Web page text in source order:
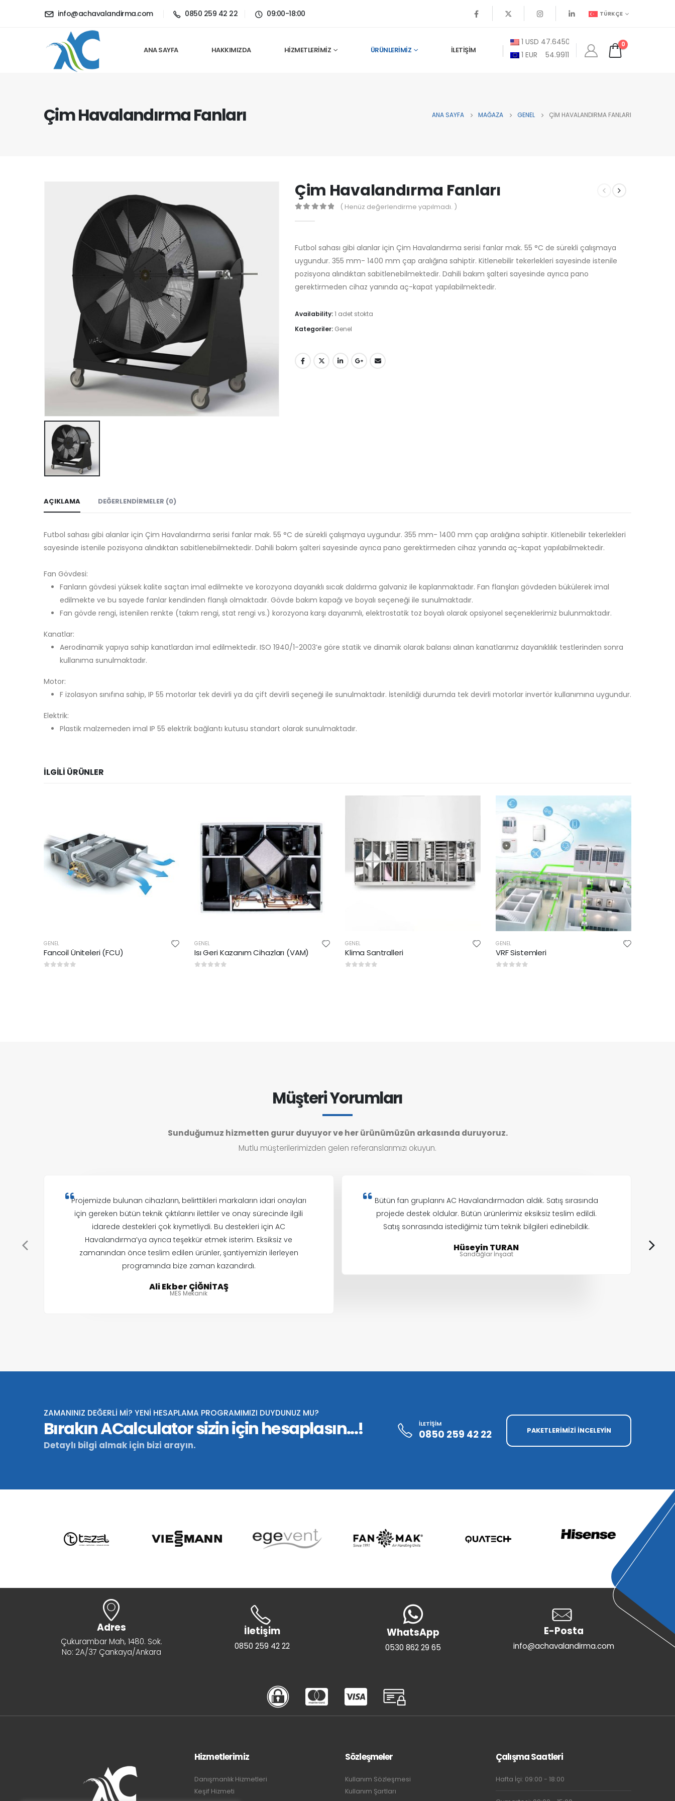
info@achavalandirma.com 0850 259 42 22 09:00-18:00 TÜRKÇE
ANA SAYFA HAKKIMIZDA HIZMETLERIMIZ ÜRÜNLERIMIZ İLETIŞIM
1 USD 47.6450
1 EUR 54.9911
0
Çim Havalandırma Fanları ANA SAYFA MAĞAZA GENEL ÇIM HAVALANDIRMA FANLARI
Çim Havalandırma Fanları
( Henüz değerlendirme yapılmadı. )
Futbol sahası gibi alanlar için Çim Havalandırma serisi fanlar mak. 55 °C de sürekli çalışmaya
uygundur. 355 mm- 1400 mm çap aralığına sahiptir. Kitlenebilir tekerlekleri sayesinde istenile
pozisyona alındıktan sabitlenebilmektedir. Dahili bakım şalteri sayesinde ayrıca pano
gerektirmeden cihaz yanında aç-kapat yapılabilmektedir.
Availability:1 adet stokta
Kategoriler: Genel
AÇIKLAMA DEĞERLENDIRMELER (0)
Futbol sahası gibi alanlar için Çim Havalandırma serisi fanlar mak. 55 °C de sürekli çalışmaya uygundur. 355 mm- 1400 mm çap aralığına sahiptir. Kitlenebilir tekerlekleri
sayesinde istenile pozisyona alındıktan sabitlenebilmektedir. Dahili bakım şalteri sayesinde ayrıca pano gerektirmeden cihaz yanında aç-kapat yapılabilmektedir.
Fan Gövdesi:
Fanların gövdesi yüksek kalite saçtan imal edilmekte ve korozyona dayanıklı sıcak daldırma galvaniz ile kaplanmaktadır. Fan flanşları gövdeden bükülerek imal
edilmekte ve bu sayede fanlar kendinden flanşlı olmaktadır. Gövde bakım kapağı ve boyalı seçeneği ile sunulmaktadır.
Fan gövde rengi, istenilen renkte (takım rengi, stat rengi vs.) korozyona karşı dayanımlı, elektrostatik toz boyalı olarak opsiyonel seçeneklerimiz bulunmaktadır.
Kanatlar:
Aerodinamik yapıya sahip kanatlardan imal edilmektedir. ISO 1940/1-2003’e göre statik ve dinamik olarak balansı alınan kanatlarımız dayanıklılık testlerinden sonra
kullanıma sunulmaktadır.
Motor:
F izolasyon sınıfına sahip, IP 55 motorlar tek devirli ya da çift devirli seçeneği ile sunulmaktadır. İstenildiği durumda tek devirli motorlar invertör kullanımına uygundur.
Elektrik:
Plastik malzemeden imal IP 55 elektrik bağlantı kutusu standart olarak sunulmaktadır.
İLGILI ÜRÜNLER
GENEL
Fancoil Üniteleri (FCU)
GENEL
Isı Geri Kazanım Cihazları (VAM)
GENEL
Klima Santralleri
GENEL
VRF Sistemleri
Müşteri Yorumları
Sunduğumuz hizmetten gurur duyuyor ve her ürünümüzün arkasında duruyoruz.
Mutlu müşterilerimizden gelen referanslarımızı okuyun.
Projemizde bulunan cihazların, belirttikleri markaların idari onayları
için gereken bütün teknik çıktılarını ilettiler ve onay sürecinde ilgili
idarede destekleri çok kıymetliydi. Bu destekleri için AC
Havalandırma’ya ayrıca teşekkür etmek isterim. Eksiksiz ve
zamanından önce teslim edilen ürünler, şantiyemizin ilerleyen
programında bize zaman kazandırdı.
Ali Ekber ÇİĞNİTAŞ
MES Mekanik
Bütün fan gruplarını AC Havalandırmadan aldık. Satış sırasında
projede destek oldular. Bütün ürünlerimiz eksiksiz teslim edildi.
Satış sonrasında istediğimiz tüm teknik bilgileri edinebildik.
Hüseyin TURAN
Sarıdağlar İnşaat
ZAMANINIZ DEĞERLİ Mİ? YENİ HESAPLAMA PROGRAMIMIZI DUYDUNUZ MU?
Bırakın ACalculator sizin için hesaplasın...!
Detaylı bilgi almak için bizi arayın.
İLETİŞİM
0850 259 42 22 PAKETLERİMİZİ İNCELEYİN
Adres
Çukurambar Mah, 1480. Sok.
No: 2A/37 Çankaya/Ankara
İletişim
0850 259 42 22
WhatsApp
0530 862 29 65
E-Posta
info@achavalandirma.com
Hizmetlerimiz
Danışmanlık Hizmetleri
Keşif Hizmeti
Sözleşmeler
Kullanım Sözleşmesi
Kullanım Şartları
Çalışma Saatleri
Hafta İçi: 09:00 - 18:00